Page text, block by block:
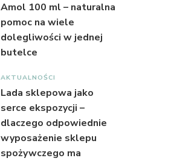
Amol 100 ml – naturalna
pomoc na wiele
dolegliwości w jednej
butelce
AKTUALNOŚCI
Lada sklepowa jako
serce ekspozycji –
dlaczego odpowiednie
wyposażenie sklepu
spożywczego ma